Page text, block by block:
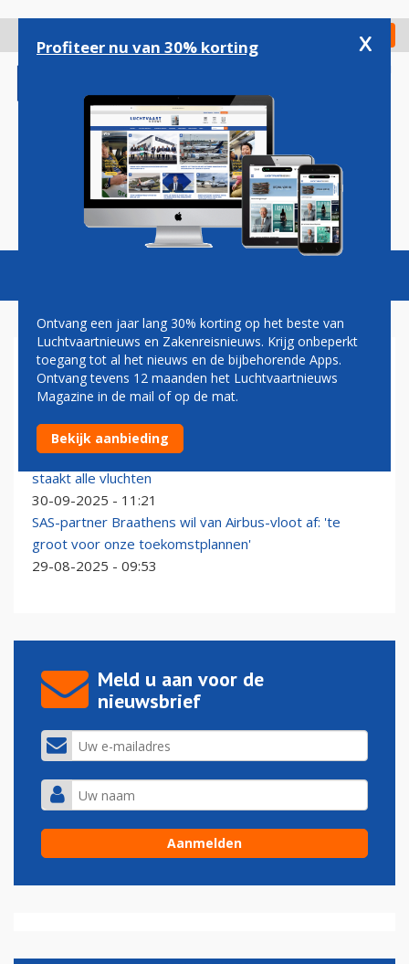
gaan
Check in
Magazine Podcasts Vacatures
BRAATHENS INTERNATIONAL
AIRWAYS
Braathens International vraagt faillissement aan en
staakt alle vluchten
30-09-2025 - 11:21
SAS-partner Braathens wil van Airbus-vloot af: 'te
groot voor onze toekomstplannen'
29-08-2025 - 09:53
Meld u aan voor de
nieuwsbrief
Profiteer nu van 30% korting x
Ontvang een jaar lang 30% korting op het beste van
Luchtvaartnieuws en Zakenreisnieuws. Krijg onbeperkt
toegang tot al het nieuws en de bijbehorende Apps.
Ontvang tevens 12 maanden het Luchtvaartnieuws
Magazine in de mail of op de mat.
Bekijk aanbieding